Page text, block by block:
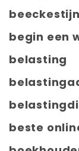
beeckestijn
begin een
belasting
beste